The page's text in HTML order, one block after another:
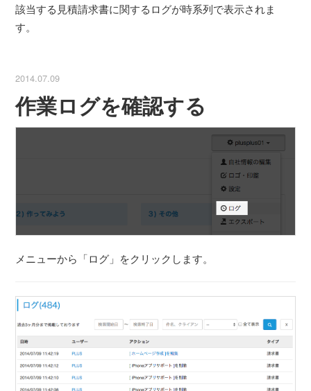
該当する見積請求書に関するログが時系列で表示されま
す。
2014.07.09
作業ログを確認する
メニューから「ログ」をクリックします。